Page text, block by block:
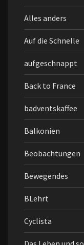
Alles anders
Auf die Schnelle
aufgeschnappt
Back to France
badventskaffee
Balkonien
Beobachtungen
Bewegendes
BLehrt
Cyclista